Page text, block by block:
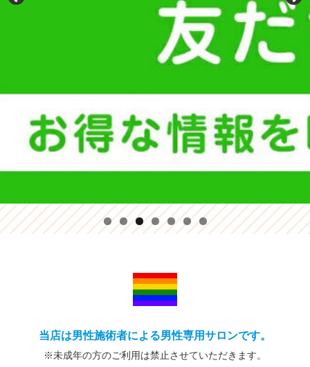
当店は男性施術者による男性専用サロンです。
※未成年の方のご利用は禁止させていただきます。